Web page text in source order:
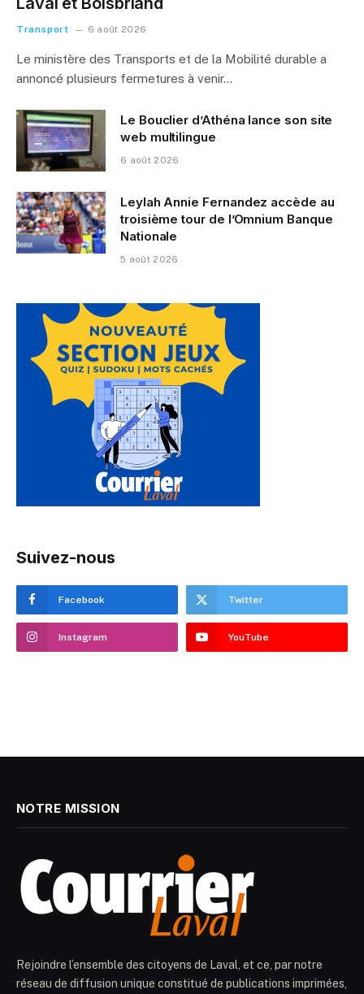
Transport 6 août 2026
Le ministère des Transports et de la Mobilité durable a
annoncé plusieurs fermetures à venir…
Le Bouclier d’Athéna lance son site
web multilingue
6 août 2026
Leylah Annie Fernandez accède au
troisième tour de l’Omnium Banque
Nationale
5 août 2026
Suivez-nous
Facebook Twitter
Instagram YouTube
NOTRE MISSION
Rejoindre l’ensemble des citoyens de Laval, et ce, par notre
réseau de diffusion unique constitué de publications imprimées,